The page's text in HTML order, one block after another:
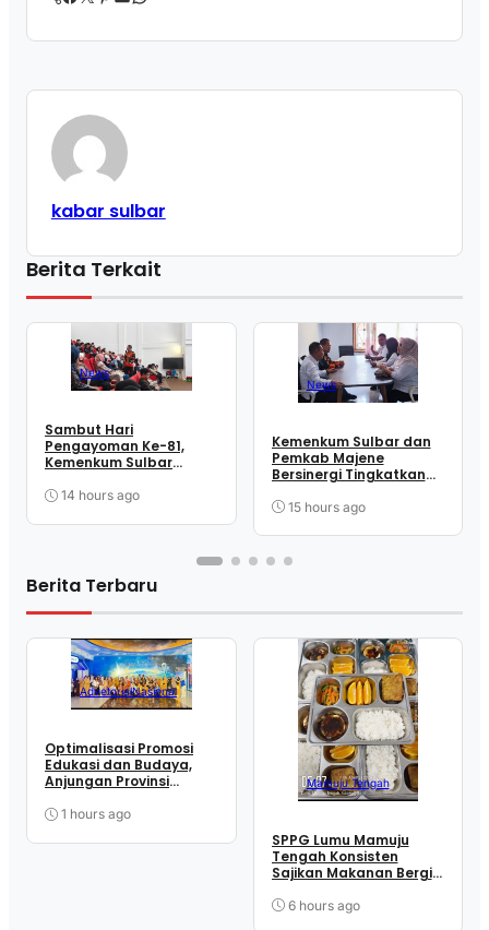
kabar sulbar
Berita Terkait
News
Sambut Hari
Pengayoman Ke-81,
Kemenkum Sulbar
Melalui Sosialisasi
14 hours ago
News
Kemenkum Sulbar dan
Pemkab Majene
Bersinergi Tingkatkan
15 hours ago
Berita Terbaru
AdvetorialNasional
Optimalisasi Promosi
Edukasi dan Budaya,
Anjungan Provinsi
Kolaborasi Strategis
1 hours ago
Mamuju Tengah
SPPG Lumu Mamuju
Tengah Konsisten
Sajikan Makanan Bergizi
Stunting
6 hours ago